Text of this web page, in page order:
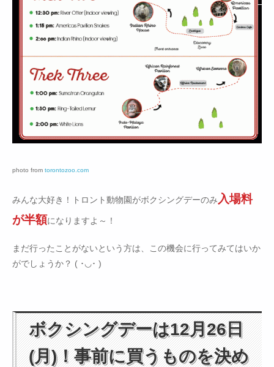
photo from torontozoo.com
みんな大好き！トロント動物園がボクシングデーのみ 入場料
が半額になりますよ～！
まだ行ったことがないという方は、この機会に行ってみてはいか
がでしょうか？ ( ･◡･ )
ボクシングデーは12月26日
(月)！事前に買うものを決め